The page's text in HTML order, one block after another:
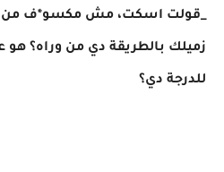
_قولت اسكت، مش مكسو*ف من
زميلك بالطريقة دي من وراه؟
للدرجة دي؟